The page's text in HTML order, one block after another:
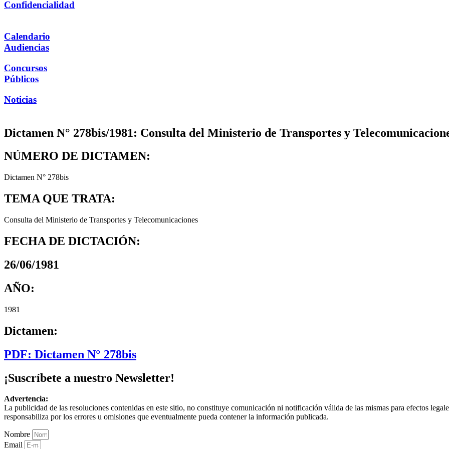
Confidencialidad
Calendario
Audiencias
Concursos
Públicos
Noticias
Dictamen N° 278bis/1981: Consulta del Ministerio de Transportes y
NÚMERO DE DICTAMEN:
Dictamen N° 278bis
TEMA QUE TRATA:
Consulta del Ministerio de Transportes y Telecomunicaciones
FECHA DE DICTACIÓN:
26/06/1981
AÑO:
1981
Dictamen:
PDF: Dictamen N° 278bis
¡Suscríbete a nuestro Newsletter!
Advertencia:
La publicidad de las resoluciones contenidas en este sitio, no constituye comunicación ni notificación válida de las mismas para efectos
responsabiliza por los errores u omisiones que eventualmente pueda contener la información publicada.
Nombre
Email